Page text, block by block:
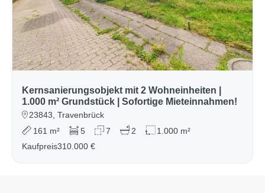
Kernsanierungsobjekt mit 2 Wohneinheiten |
1.000 m² Grundstück | Sofortige Mieteinnahmen!
23843, Travenbrück
161 m²
5 7 2
1.000 m²
Kaufpreis310.000 €